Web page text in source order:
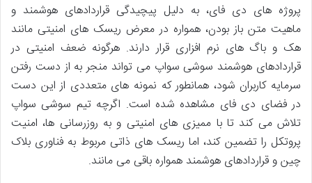
پروژه های دی فای، به دلیل پیچیدگی قراردادهای هوشمند و
ماهیت متن باز بودن، همواره در معرض ریسک های امنیتی مانند
هک و باگ های نرم افزاری قرار دارند. هرگونه ضعف امنیتی در
قراردادهای هوشمند سوشی سواپ می تواند منجر به از دست رفتن
سرمایه کاربران شود، همانطور که نمونه های متعددی از این دست
در فضای دی فای مشاهده شده است. اگرچه تیم سوشی سواپ
تلاش می کند تا با ممیزی های امنیتی و به روزرسانی ها، امنیت
پروتکل را تضمین کند، اما ریسک های ذاتی مربوط به فناوری بلاک
چین و قراردادهای هوشمند همواره باقی می مانند.